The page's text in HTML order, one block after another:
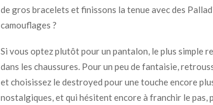
de gros bracelets et finissons la tenue avec des
camouflages ?
Si vous optez plutôt pour un pantalon, le plus simple
dans les chaussures. Pour un peu de fantaisie,
et choisissez le destroyed pour une touche encore
nostalgiques, et qui hésitent encore à franchir le pas,